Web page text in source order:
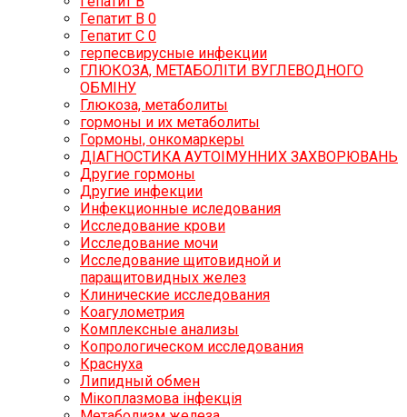
Гепатит В 0
Гепатит С 0
герпесвирусные инфекции
ГЛЮКОЗА, МЕТАБОЛІТИ ВУГЛЕВОДНОГО
ОБМІНУ
Глюкоза, метаболиты
гормоны и их метаболиты
Гормоны, онкомаркеры
ДІАГНОСТИКА АУТОІМУННИХ ЗАХВОРЮВАНЬ
Другие гормоны
Другие инфекции
Инфекционные иследования
Исследование крови
Исследование мочи
Исследование щитовидной и
паращитовидных желез
Клинические исследования
Коагулометрия
Комплексные анализы
Копрологическом исследования
Краснуха
Липидный обмен
Мікоплазмова інфекція